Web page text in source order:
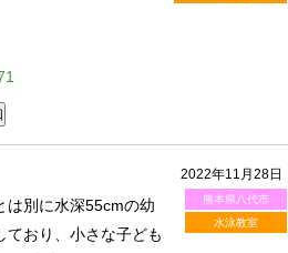
2022年11月28日
熊本県八代市
水泳教室
は別に水深55cmの幼
ており、小さな子ども